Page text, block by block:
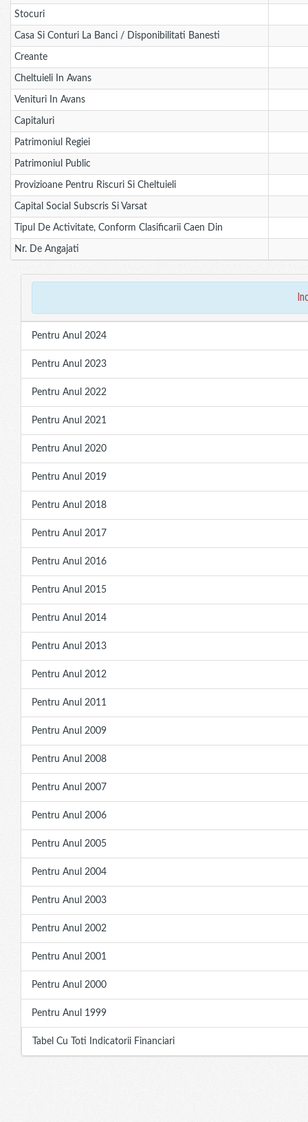
Stocuri
Casa Si Conturi La Banci / Disponibilitati Banesti
Creante
Cheltuieli In Avans
Venituri In Avans
Capitaluri
Patrimoniul Regiei
Patrimoniul Public
Provizioane Pentru Riscuri Si Cheltuieli
Capital Social Subscris Si Varsat
Tipul De Activitate, Conform Clasificarii Caen Din
Nr. De Angajati
Pentru Anul 2024
Pentru Anul 2023
Pentru Anul 2022
Pentru Anul 2021
Pentru Anul 2020
Pentru Anul 2019
Pentru Anul 2018
Pentru Anul 2017
Pentru Anul 2016
Pentru Anul 2015
Pentru Anul 2014
Pentru Anul 2013
Pentru Anul 2012
Pentru Anul 2011
Pentru Anul 2009
Pentru Anul 2008
Pentru Anul 2007
Pentru Anul 2006
Pentru Anul 2005
Pentru Anul 2004
Pentru Anul 2003
Pentru Anul 2002
Pentru Anul 2001
Pentru Anul 2000
Pentru Anul 1999
Tabel Cu Toti Indicatorii Financiari